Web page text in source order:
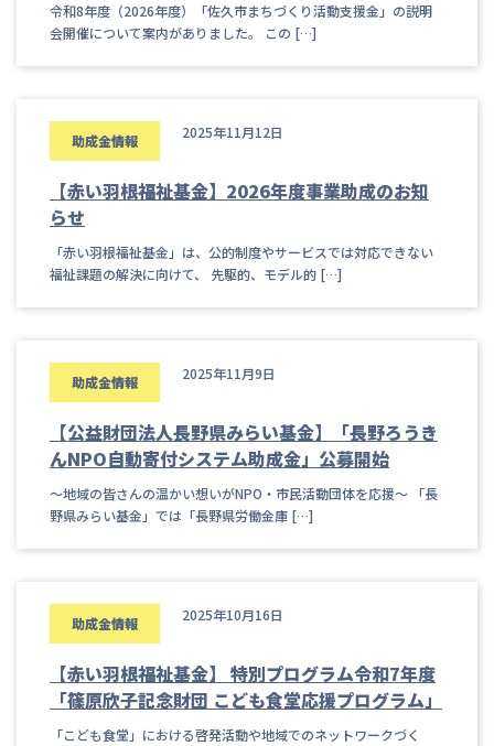
令和8年度（2026年度）「佐久市まちづくり活動支援金」の説明
会開催について案内がありました。 この […]
助成金情報 2025年11月12日
【赤い羽根福祉基金】2026年度事業助成のお知
らせ
「赤い羽根福祉基金」は、公的制度やサービスでは対応できない
福祉課題の解決に向けて、 先駆的、モデル的 […]
助成金情報 2025年11月9日
【公益財団法人長野県みらい基金】「長野ろうき
んNPO自動寄付システム助成金」公募開始
～地域の皆さんの温かい想いがNPO・市民活動団体を応援～ 「長
野県みらい基金」では「長野県労働金庫 […]
助成金情報 2025年10月16日
【赤い羽根福祉基金】 特別プログラム令和7年度
「篠原欣子記念財団 こども食堂応援プログラム」
「こども食堂」における啓発活動や地域でのネットワークづく